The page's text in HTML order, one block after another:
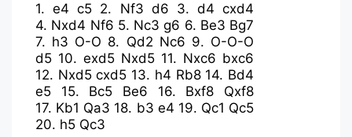
1.e4 c5 2. Nf3 d6 3. d4 cxd4
4. Nxd4 Nf6 5. Nc3 g6 6. Be3 Bg7
7. h3 O-O 8. Qd2 Nc6 9. O-O-O
d5 10. exd5 Nxd5 11. Nxc6 bxc6
12. Nxd5 cxd5 13. h4 Rb8 14. Bd4
e5
15. Bc5 Be6 16. Bxf8
Qxf8
17. Kb1 Qa3 18. b3 e4 19. Qc1 Qc5
20. h5 Qc3